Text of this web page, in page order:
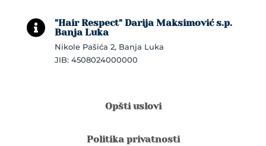

"Hair Respect" Darija Maksimović s.p.
Banja Luka
Nikole Pašića 2, Banja Luka
JIB: 4508024000000
Opšti uslovi
Politika privatnosti